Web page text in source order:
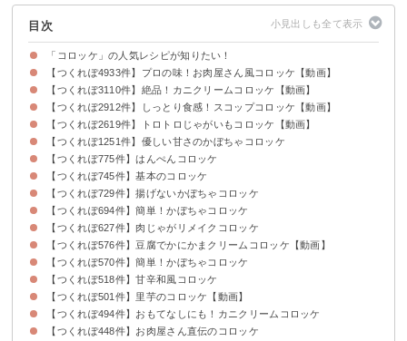
目次
「コロッケ」の人気レシピが知りたい！
【つくれぽ4933件】プロの味！お肉屋さん風コロッケ【動画】
【つくれぽ3110件】絶品！カニクリームコロッケ【動画】
【つくれぽ2912件】しっとり食感！スコップコロッケ【動画】
【つくれぽ2619件】トロトロじゃがいもコロッケ【動画】
【つくれぽ1251件】優しい甘さのかぼちゃコロッケ
【つくれぽ775件】はんぺんコロッケ
【つくれぽ745件】基本のコロッケ
【つくれぽ729件】揚げないかぼちゃコロッケ
【つくれぽ694件】簡単！かぼちゃコロッケ
【つくれぽ627件】肉じゃがリメイクコロッケ
【つくれぽ576件】豆腐でかにかまクリームコロッケ【動画】
【つくれぽ570件】簡単！かぼちゃコロッケ
【つくれぽ518件】甘辛和風コロッケ
【つくれぽ501件】里芋のコロッケ【動画】
【つくれぽ494件】おもてなしにも！カニクリームコロッケ
【つくれぽ448件】お肉屋さん直伝のコロッケ